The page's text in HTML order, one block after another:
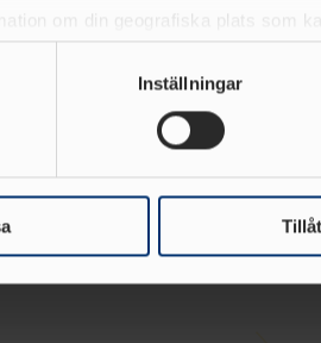
om din geografiska plats som
dina personliga uppgifter behandlas
när som helst från cookie-
vår trafik. Vi vidarebefordrar
annons- och analysföretag som
som du har tillhandahållit eller som
Inställningar